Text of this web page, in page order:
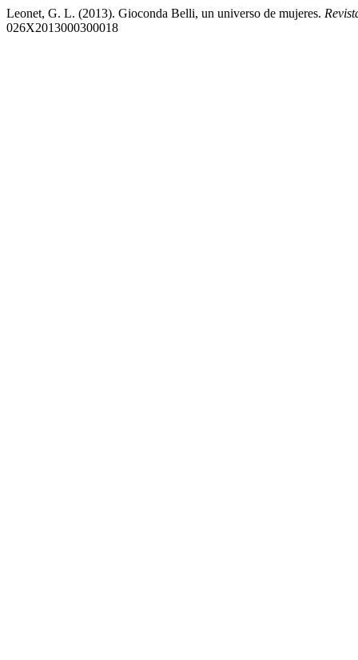
Leonet, G. L. (2013). Gioconda Belli, un universo de mujeres.
026X2013000300018